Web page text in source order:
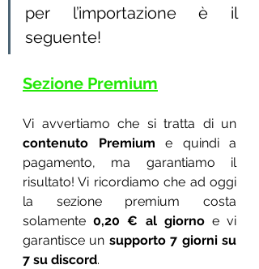
per l’importazione è il
seguente!
Sezione Premium
contenuto Premium e quindi a
pagamento, ma garantiamo il
risultato! Vi ricordiamo che ad oggi
la sezione premium costa
solamente 0,20 € al giorno e vi
garantisce un supporto 7 giorni su
7 su discord.